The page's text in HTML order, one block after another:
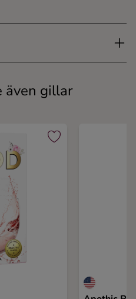
även gillar